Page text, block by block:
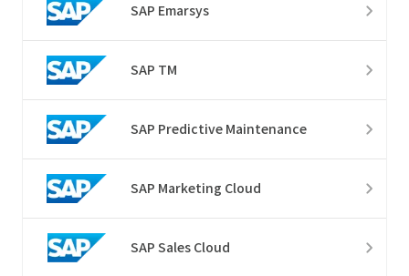
SAP Emarsys
SAP TM
SAP Predictive Maintenance
SAP Marketing Cloud
SAP Sales Cloud